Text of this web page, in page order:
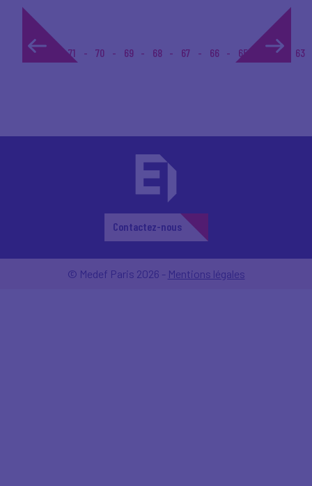
1... 71 70 69 68 67 66 65 64 63
Contactez-nous
© Medef Paris 2026 - Mentions légales